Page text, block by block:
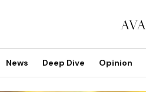
News Deep Dive Opinion